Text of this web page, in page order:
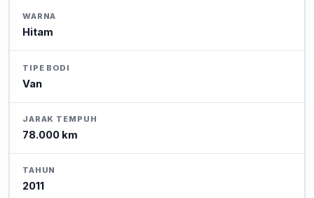
WARNA
Hitam
TIPE BODI
Van
JARAK TEMPUH
78.000 km
TAHUN
2011